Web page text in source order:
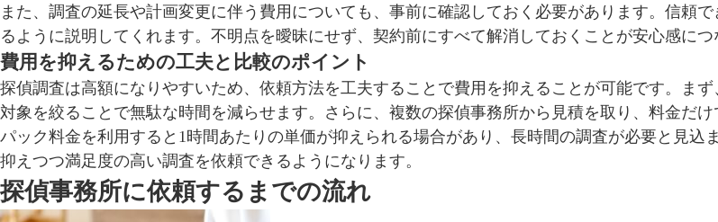
また、調査の延長や計画変更に伴う費用についても、事前に確認しておく必要があります。信頼
るように説明してくれます。不明点を曖昧にせず、契約前にすべて解消しておくことが安心感につ
費用を抑えるための工夫と比較のポイント
探偵調査は高額になりやすいため、依頼方法を工夫することで費用を抑えることが可能です。ま
対象を絞ることで無駄な時間を減らせます。さらに、複数の探偵事務所から見積を取り、料金だ
パック料金を利用すると1時間あたりの単価が抑えられる場合があり、長時間の調査が必要と見
抑えつつ満足度の高い調査を依頼できるようになります。
探偵事務所に依頼するまでの流れ